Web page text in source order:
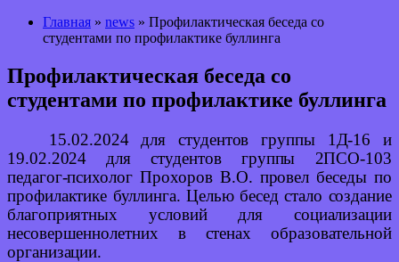
Главная » news » Профилактическая беседа со
студентами по профилактике буллинга
Профилактическая беседа со
студентами по профилактике буллинга
15.02.2024 для студентов группы 1Д-16 и
19.02.2024 для студентов группы 2ПСО-103
педагог-психолог Прохоров В.О. провел беседы по
профилактике буллинга. Целью бесед стало создание
благоприятных условий для социализации
несовершеннолетних в стенах образовательной
организации.